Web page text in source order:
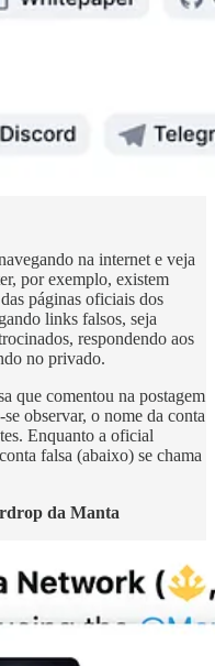
na internet e veja
por exemplo, existem
páginas oficiais dos
links falsos, seja
respondendo aos
no privado.
que comentou na postagem
observar, o nome da conta
Enquanto a oficial
falsa (abaixo) se chama
da Manta